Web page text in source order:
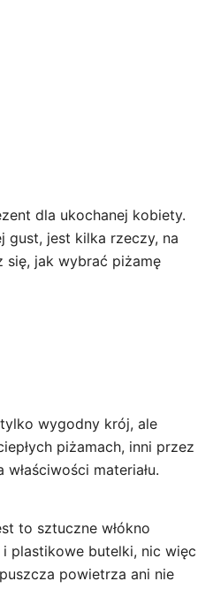
dla ukochanej kobiety.
gust, jest kilka rzeczy, na
jak wybrać piżamę
wygodny krój, ale
piżamach, inni przez
materiału.
to sztuczne włókno
plastikowe butelki, nic więc
powietrza ani nie